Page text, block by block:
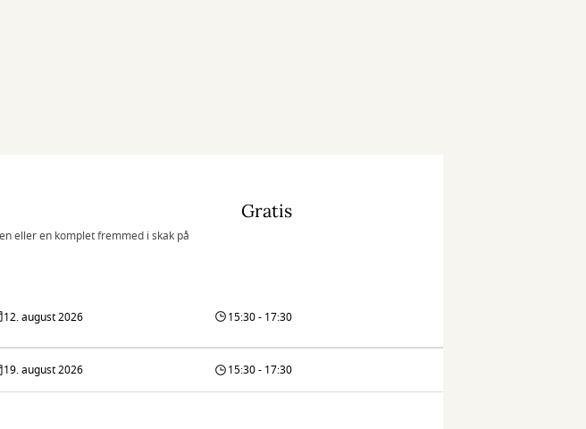
eller en komplet fremmed i skak på
Gratis
12. august 2026 15:30 - 17:30
19. august 2026 15:30 - 17:30